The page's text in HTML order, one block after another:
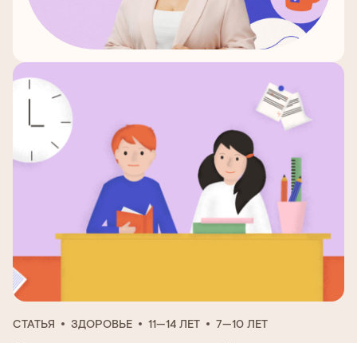
СТАТЬЯ ЗДОРОВЬЕ 11—14 ЛЕТ 7—10 ЛЕТ